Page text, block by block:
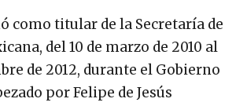
como titular de la Secretaría de
del 10 de marzo de 2010 al
de 2012, durante el Gobierno
por Felipe de Jesús